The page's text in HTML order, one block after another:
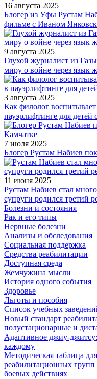
16 августа 2025
Блогер из Уфы Рустам
фильме с Иваном
9 августа 2025
Глухой журналист из
миру о войне через язык
3 августа 2025
Как филолог
пауэрлифтинге для
7 июля 2025
Блогер Рустам Набиев
11 июня 2025
Рустам Набиев стал
супруги родился третий
Болезни и состояния
Рак и его типы
Нервные болезни
Анализы и обследования
Социальная поддержка
Средства реабилитации
Доступная среда
Жемчужина мысли
История одного события
Здоровье
Льготы и пособия
Список учебных
Новый стандарт
полустационарные и
Адаптивное джиу-
каждому
Методическая таблица
реабилитационных
боевых действиях